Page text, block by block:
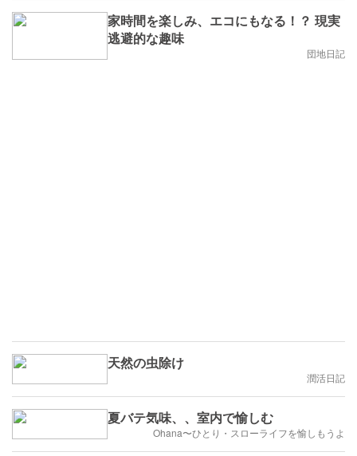
家時間を楽しみ、エコにもなる！？ 現実
逃避的な趣味
団地日記
天然の虫除け
潤活日記
夏バテ気味、、室内で愉しむ
Ohana〜ひとり・スローライフを愉しもうよ